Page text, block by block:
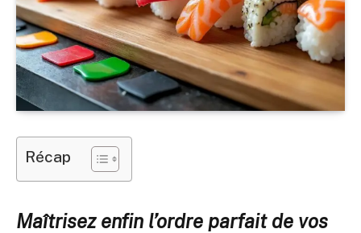
Récap
Maîtrisez enfin l’ordre parfait de vos